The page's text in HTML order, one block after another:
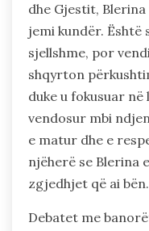
dhe Gjestit, Blerina
jemi kundër. Është
sjellshme, por
shqyrton
duke u fokusuar
vendosur mbi
e matur dhe e
njëherë se Blerina
zgjedhjet që ai bën.
Debatet me